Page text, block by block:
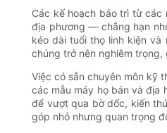
Các kế hoạch bảo trì từ các
địa phương — chẳng hạn
kéo dài tuổi thọ linh kiện
chúng trở nên nghiêm
Việc có sẵn chuyên môn kỹ
các mẫu máy họ bán và địa
để vượt qua bờ dốc, kiến
góp nhỏ nhưng quan trọng